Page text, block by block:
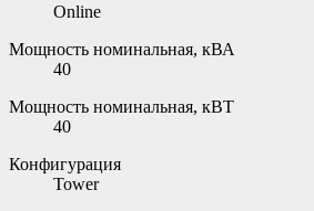
Online
Мощность номинальная, кВА
40
Мощность номинальная, кВТ
40
Конфигурация
Tower